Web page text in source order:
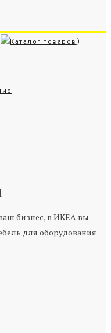
)
бизнес, в ИКЕА вы
для оборудования